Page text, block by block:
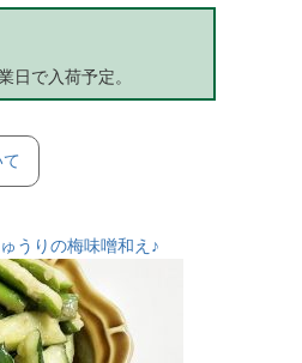
日で入荷予定。
うりの梅味噌和え♪